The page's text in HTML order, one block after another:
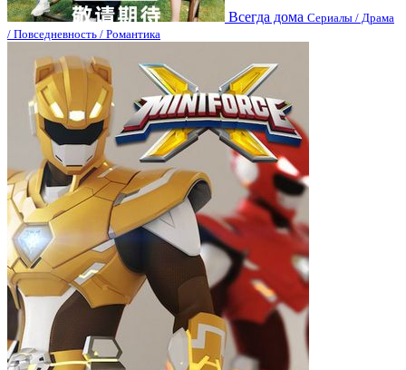
Всегда дома Сериалы / Драма
/ Повседневность / Романтика